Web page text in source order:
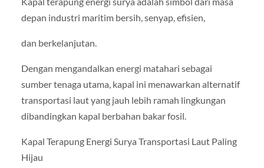
depan industri maritim bersih, senyap, efisien,
dan berkelanjutan.
Dengan mengandalkan energi matahari sebagai
sumber tenaga utama, kapal ini menawarkan alternatif
transportasi laut yang jauh lebih ramah lingkungan
dibandingkan kapal berbahan bakar fosil.
Kapal Terapung Energi Surya Transportasi Laut Paling
Hijau